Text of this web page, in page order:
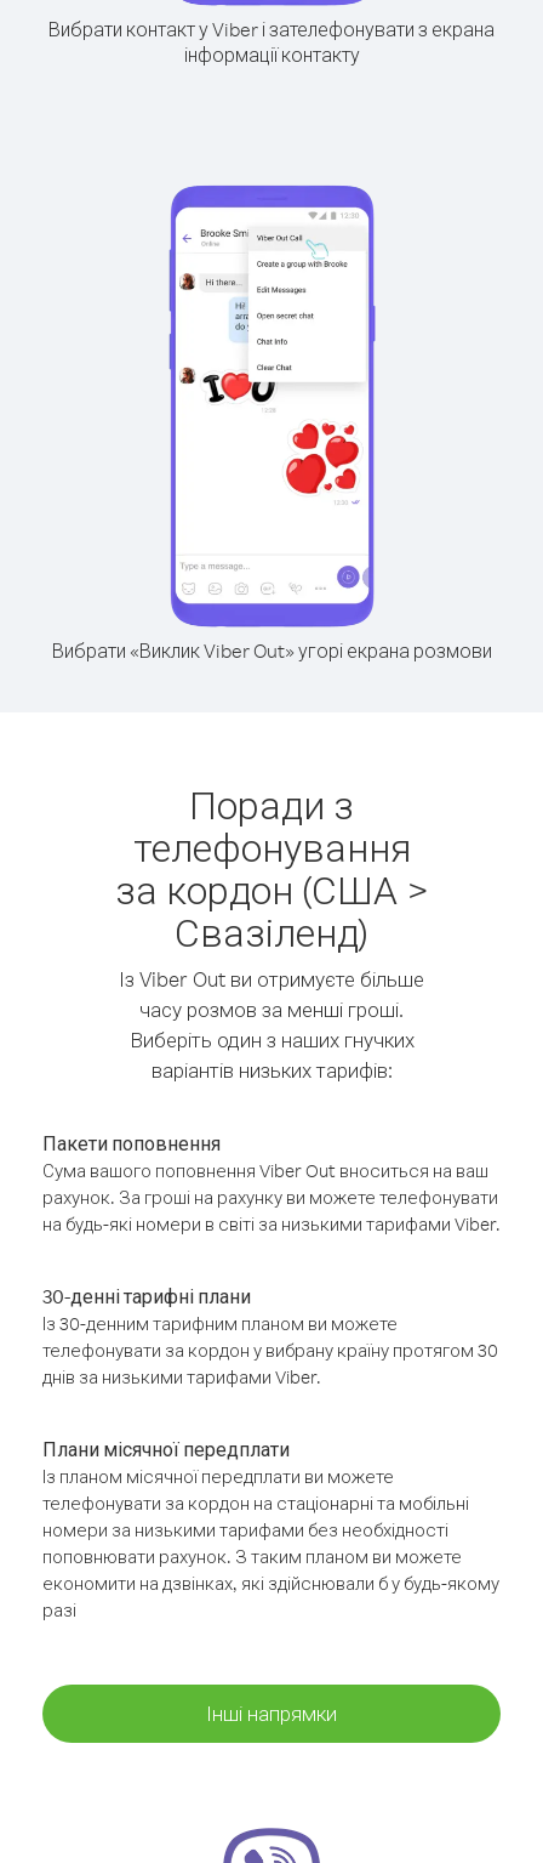
Вибрати контакт у Viber і зателефонувати з екрана
інформації контакту
Вибрати «Виклик Viber Out» угорі екрана розмови
Поради з
телефонування
за кордон (США >
Свазіленд)
Із Viber Out ви отримуєте більше
часу розмов за менші гроші.
Виберіть один з наших гнучких
варіантів низьких тарифів:
Пакети поповнення
Сума вашого поповнення Viber Out вноситься на ваш
рахунок. За гроші на рахунку ви можете телефонувати
на будь-які номери в світі за низькими тарифами Viber.
30-денні тарифні плани
Із 30-денним тарифним планом ви можете
телефонувати за кордон у вибрану країну протягом 30
днів за низькими тарифами Viber.
Плани місячної передплати
Із планом місячної передплати ви можете
телефонувати за кордон на стаціонарні та мобільні
номери за низькими тарифами без необхідності
поповнювати рахунок. З таким планом ви можете
економити на дзвінках, які здійснювали б у будь-якому
разі
Інші напрямки